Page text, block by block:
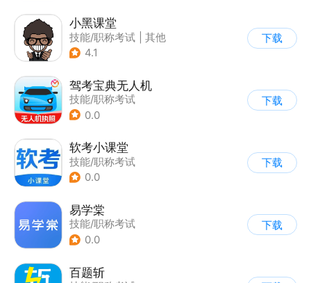
小黑课堂
技能/职称考试
其他
4.1
下载
驾考宝典无人机
技能/职称考试
0.0
下载
软考小课堂
技能/职称考试
0.0
下载
易学棠
技能/职称考试
0.0
下载
百题斩